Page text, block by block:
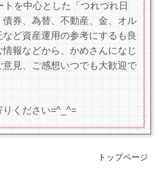
を中心とした「つれづれ日
券、為替、不動産、金、オル
ど資産運用の参考にするも良
報などから、かめさんになじ
見、ご感想いつでも大歓迎で
りください=^_^=
トップページ